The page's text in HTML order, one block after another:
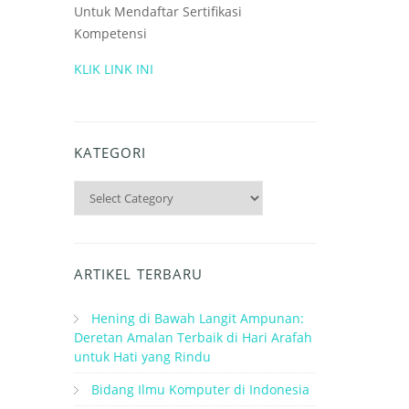
Untuk Mendaftar Sertifikasi
Kompetensi
KLIK LINK INI
KATEGORI
Kategori
ARTIKEL TERBARU
Hening di Bawah Langit Ampunan:
Deretan Amalan Terbaik di Hari Arafah
untuk Hati yang Rindu
Bidang Ilmu Komputer di Indonesia